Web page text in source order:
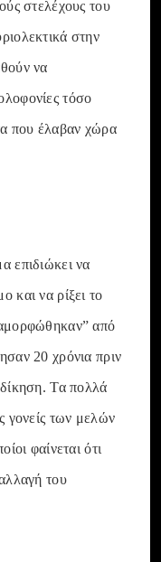
στελέχους του
στην
να
τόσο
που έλαβαν χώρα
επιδιώκει να
και να ρίξει το
από
20 χρόνια πριν
Τα πολλά
γονείς των μελών
φαίνεται ότι
του